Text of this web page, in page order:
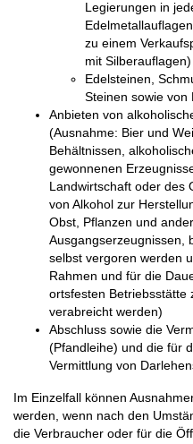
Legierungen in
zu einem
mit Silberauflagen)
Edelsteinen,
Steinen sowie von
Anbieten von
(Ausnahme: Bier und
Behältnissen,
gewonnenen
Landwirtschaft oder des
von Alkohol zur
Obst, Pflanzen und
Ausgangserzeugnissen,
selbst vergoren werden
Rahmen und für die
ortsfesten Betriebsstätte
verabreicht werden)
Abschluss sowie die
(Pfandleihe) und die für
Vermittlung von
Im Einzelfall können
werden, wenn nach den
die Verbraucher oder für die